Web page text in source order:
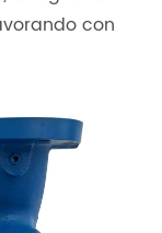
con